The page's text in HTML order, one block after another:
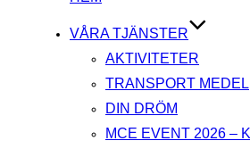
VÅRA TJÄNSTER
AKTIVITETER
TRANSPORT MEDEL
DIN DRÖM
MCE EVENT 2026 –